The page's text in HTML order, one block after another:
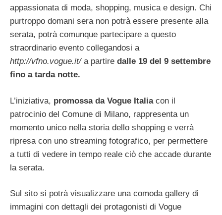
appassionata di moda, shopping, musica e design. Chi
purtroppo domani sera non potrà essere presente alla
serata, potrà comunque partecipare a questo
straordinario evento collegandosi a
http://vfno.vogue.it/ a partire dalle 19 del 9 settembre
fino a tarda notte.
L’iniziativa, promossa da Vogue Italiacon il
patrocinio del Comune di Milano, rappresenta un
momento unico nella storia dello shopping e verrà
ripresa con uno streaming fotografico, per permettere
a tutti di vedere in tempo reale ciò che accade durante
la serata.
Sul sito si potrà visualizzare una comoda gallery di
immagini con dettagli dei protagonisti di Vogue